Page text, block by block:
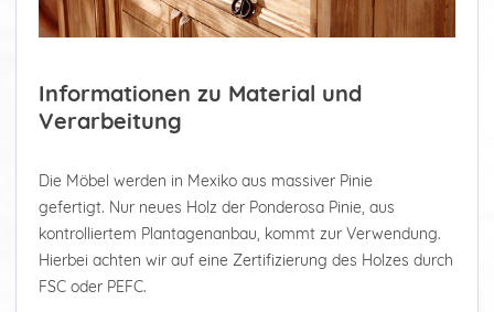
Informationen zu Material und
Verarbeitung
Die Möbel werden in Mexiko aus massiver Pinie
gefertigt. Nur neues Holz der Ponderosa Pinie, aus
kontrolliertem Plantagenanbau, kommt zur Verwendung.
Hierbei achten wir auf eine Zertifizierung des Holzes durch
FSC oder PEFC.